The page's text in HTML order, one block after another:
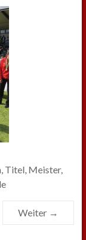
Titel, Meister,
Weiter →